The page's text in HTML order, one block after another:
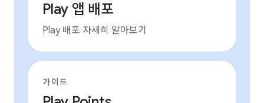
Play 앱 배포
Play 배포 자세히 알아보기
가이드